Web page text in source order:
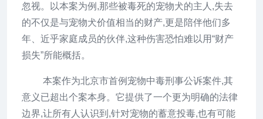
忽视。以本案为例,那些被毒死的宠物犬的主人,失去
的不仅是与宠物犬价值相当的财产,更是陪伴他们多
年、近乎家庭成员的伙伴,这种伤害恐怕难以用“财产
损失”所能概括。
本案作为北京市首例宠物中毒刑事公诉案件,其
意义已超出个案本身。它提供了一个更为明确的法律
边界,让所有人认识到,针对宠物的蓄意投毒,也有可能